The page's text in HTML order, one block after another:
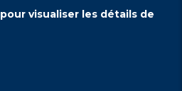
visualiser les détails de